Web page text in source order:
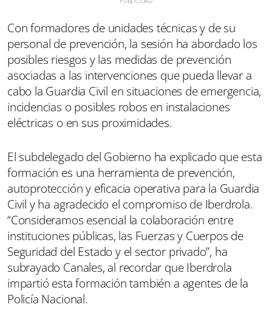
Con formadores de unidades técnicas y de su
personal de prevención, la sesión ha abordado los
posibles riesgos y las medidas de prevención
asociadas a las intervenciones que pueda llevar a
cabo la Guardia Civil en situaciones de emergencia,
incidencias o posibles robos en instalaciones
eléctricas o en sus proximidades.
El subdelegado del Gobierno ha explicado que esta
formación es una herramienta de prevención,
autoprotección y eficacia operativa para la Guardia
Civil y ha agradecido el compromiso de Iberdrola.
“Consideramos esencial la colaboración entre
instituciones públicas, las Fuerzas y Cuerpos de
Seguridad del Estado y el sector privado”, ha
subrayado Canales, al recordar que Iberdrola
impartió esta formación también a agentes de la
Policía Nacional.